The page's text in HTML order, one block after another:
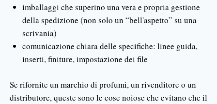
imballaggi che superino una vera e propria gestione
della spedizione (non solo un “bell'aspetto” su una
scrivania)
comunicazione chiara delle specifiche: linee guida,
inserti, finiture, impostazione dei file
Se rifornite un marchio di profumi, un rivenditore o un
distributore, queste sono le cose noiose che evitano che il